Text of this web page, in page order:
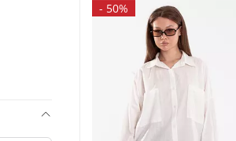
- 50%